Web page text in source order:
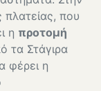
πλατείας, που
η προτομή
τα Στάγιρα
φέρει η